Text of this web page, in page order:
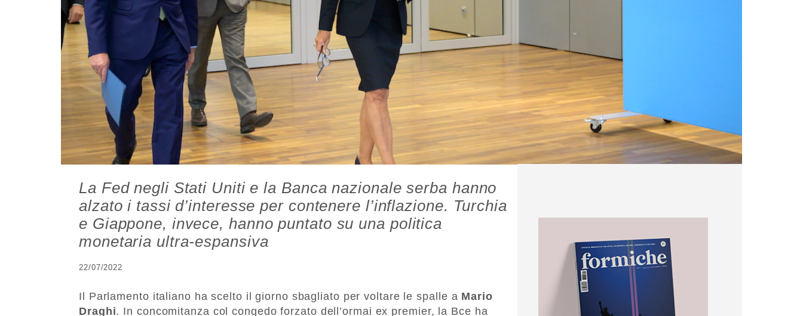
La Fed negli Stati Uniti e la Banca nazionale serba hanno
alzato i tassi d’interesse per contenere l’inflazione. Turchia
e Giappone, invece, hanno puntato su una politica
monetaria ultra-espansiva
22/07/2022
Il Parlamento italiano ha scelto il giorno sbagliato per voltare le spalle a Mario
Draghi. In concomitanza col congedo forzato dell’ormai ex premier, la Bce ha